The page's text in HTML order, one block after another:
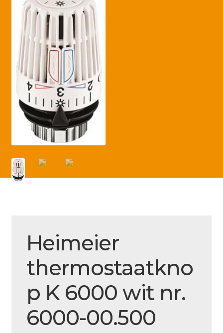
Betaling voltooid
Blog
Contact
Disclaimer
Fout bij betaling
Installatieservice
Betaalmethode
Actueel
Ons team
Privacy
Heimeier
thermostaatkno
p K 6000 wit nr.
6000-00.500